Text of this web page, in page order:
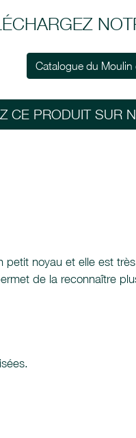
Catalogue du Moulin
CE PRODUIT SUR
noyau et elle est
de la reconnaître